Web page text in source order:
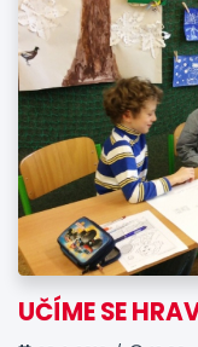
UČÍME SE